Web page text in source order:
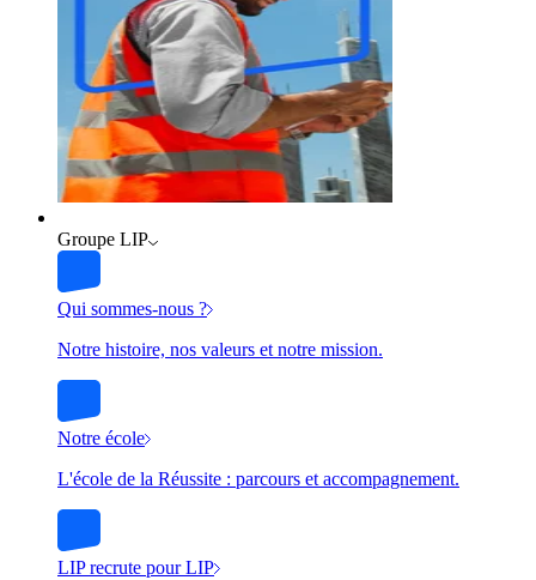
Groupe LIP
Qui sommes-nous ?
Notre histoire, nos valeurs et notre mission.
Notre école
L'école de la Réussite : parcours et accompagnement.
LIP recrute pour LIP